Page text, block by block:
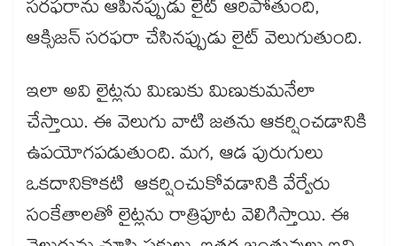
సరఫరాను ఆపినప్పుడు లైట్ ఆరిపోతుంది,
ఆక్సిజన్ సరఫరా చేసినప్పుడు లైట్ వెలుగుతుంది.
ఇలా అవి లైట్లను మిణుకు మిణుకుమనేలా
చేస్తాయి. ఈ వెలుగు వాటి జతను ఆకర్షించడానికి
ఉపయోగపడుతుంది. మగ, ఆడ పురుగులు
ఒకదానికొకటి ఆకర్షించుకోవడానికి వేర్వేరు
సంకేతాలతో లైట్లను రాత్రిపూట వెలిగిస్తాయి. ఈ